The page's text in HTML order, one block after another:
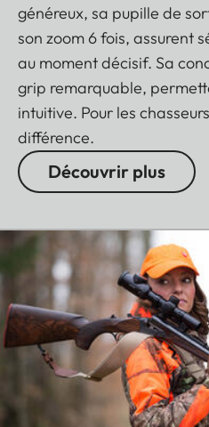
généreux, sa pupille de
son zoom 6 fois, assurent
au moment décisif. Sa
grip remarquable,
intuitive. Pour les
différence.
Découvrir plus